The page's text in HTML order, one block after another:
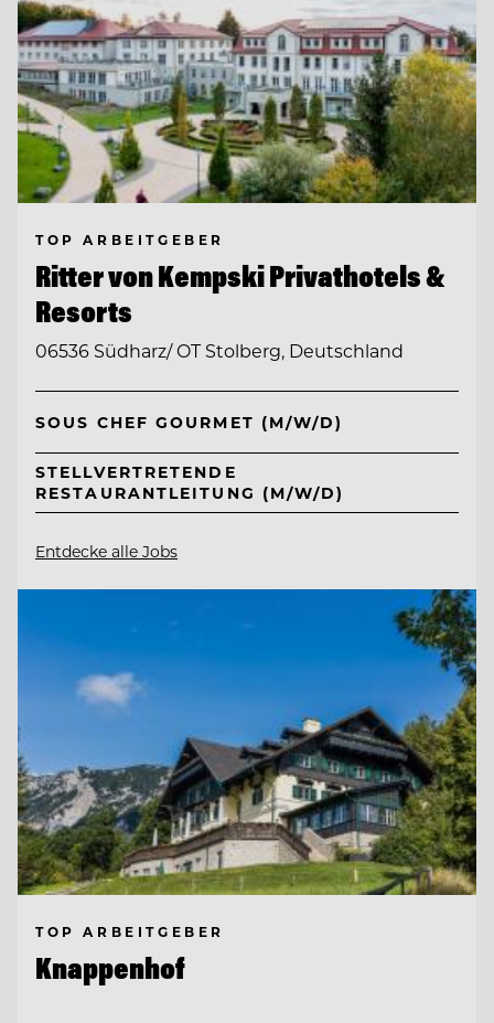
TOP ARBEITGEBER
Ritter von Kempski Privathotels &
Resorts
06536 Südharz/ OT Stolberg, Deutschland
SOUS CHEF GOURMET (M/W/D)
STELLVERTRETENDE
RESTAURANTLEITUNG (M/W/D)
Entdecke alle Jobs
TOP ARBEITGEBER
Knappenhof